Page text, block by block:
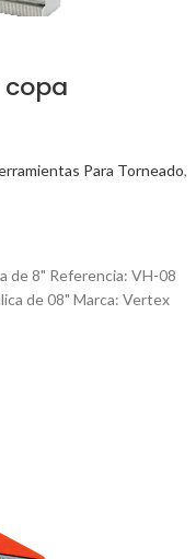
Para Torneado,
de 8" Referencia: VH-08
de 08" Marca: Vertex